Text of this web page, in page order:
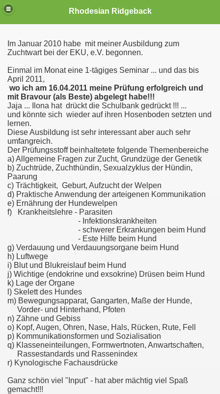
Rhodesian Ridgeback
Im Januar 2010 habe mit meiner Ausbildung zum
Zuchtwart bei der EKU, e.V. begonnen.
Einmal im Monat eine 1-tägiges Seminar ... und das bis
April 2011,
wo ich am 16.04.2011 meine Prüfung erfolgreich und
mit Bravour (als Beste) abgelegt habe!!!
Jaja ... Ilona hat drückt die Schulbank gedrückt !!! ...
und könnte sich wieder auf ihren Hosenboden setzten und
lernen.
Diese Ausbildung ist sehr interessant aber auch sehr
umfangreich.
Der Prüfungsstoff beinhaltetete folgende Themenbereiche
a) Allgemeine Fragen zur Zucht, Grundzüge der Genetik
b) Zuchtrüde, Zuchthündin, Sexualzyklus der Hündin,
Paarung
c) Trächtigkeit, Geburt, Aufzucht der Welpen
d) Praktische Anwendung der arteigenen Kommunikation
e) Ernährung der Hundewelpen
f) Krankheitslehre - Parasiten
- Infektionskrankheiten
- schwerer Erkrankungen beim Hund
- Este Hilfe beim Hund
g) Verdauung und Verdauungsorgane beim Hund
h) Luftwege
i) Blut und Blukreislauf beim Hund
j) Wichtige (endokrine und exsokrine) Drüsen beim Hund
k) Lage der Organe
l) Skelett des Hundes
m) Bewegungsapparat, Gangarten, Maße der Hunde,
Vorder- und Hinterhand, Pfoten
n) Zähne und Gebiss
o) Kopf, Augen, Ohren, Nase, Hals, Rücken, Rute, Fell
p) Kommunikationsformen und Sozialisation
q) Klasseneinteilungen, Formwertnoten, Anwartschaften,
Rassestandards und Rassenindex
r) Kynologische Fachausdrücke
Ganz schön viel "Input" - hat aber mächtig viel Spaß
gemacht!!!